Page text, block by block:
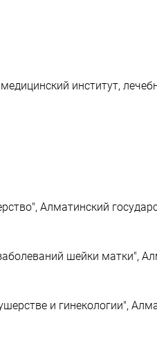
институт,
Алматинский
шейки матки",
и гинекологии",